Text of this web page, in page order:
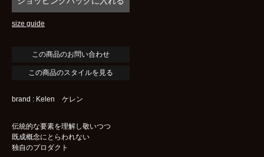
size guide
この商品のスタイルを見る
brand : Kelen ケレン
伝統的な要素を理解し敬いつつ
既成概念にとらわれない
独自のプロダクト